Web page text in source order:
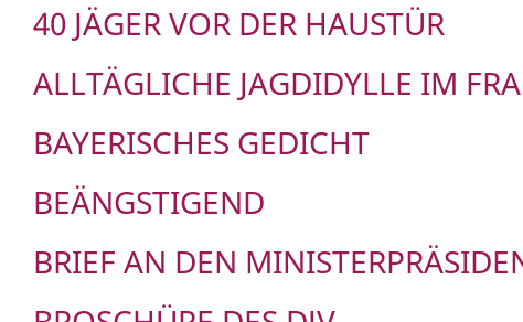
40 JÄGER VOR DER HAUSTÜR
ALLTÄGLICHE JAGDIDYLLE IM
BAYERISCHES GEDICHT
BEÄNGSTIGEND
BRIEF AN DEN